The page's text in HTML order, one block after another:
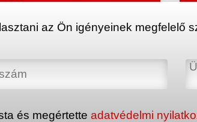
az Ön igényeinek megfelelő
és megértette adatvédelmi